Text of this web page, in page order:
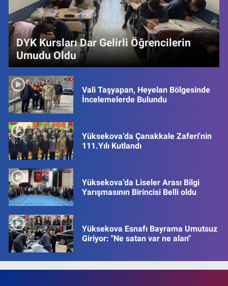
DYK Kursları Dar Gelirli Öğrencilerin
Umudu Oldu
Vali Taşyapan, Heyelan Bölgesinde
İncelemelerde Bulundu
Yüksekova’da Çanakkale Zaferi'nin
111.Yılı Kutlandı
Yüksekova’da Liseler Arası Bilgi
Yarışmasının Birincisi Belli oldu
Yüksekova Esnafı Bayrama Umutsuz
Giriyor: "Ne satan var ne alan"